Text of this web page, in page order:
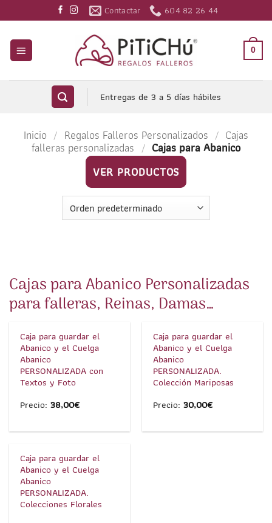
al
contenido
Contactar 604 82 26 44
0
Entregas de 3 a 5 días hábiles
Inicio / Regalos Falleros Personalizados / Cajas
falleras personalizadas / Cajas para Abanico
VER PRODUCTOS
Cajas para Abanico Personalizadas
para falleras, Reinas, Damas…
1/2
Caja para guardar el
Abanico y el Cuelga
Abanico
PERSONALIZADA con
Textos y Foto
Precio:38,00€
Caja para guardar el
Abanico y el Cuelga
Abanico
PERSONALIZADA.
Colección Mariposas
Precio:30,00€
1/9
Caja para guardar el
Abanico y el Cuelga
Abanico
PERSONALIZADA.
Colecciones Florales